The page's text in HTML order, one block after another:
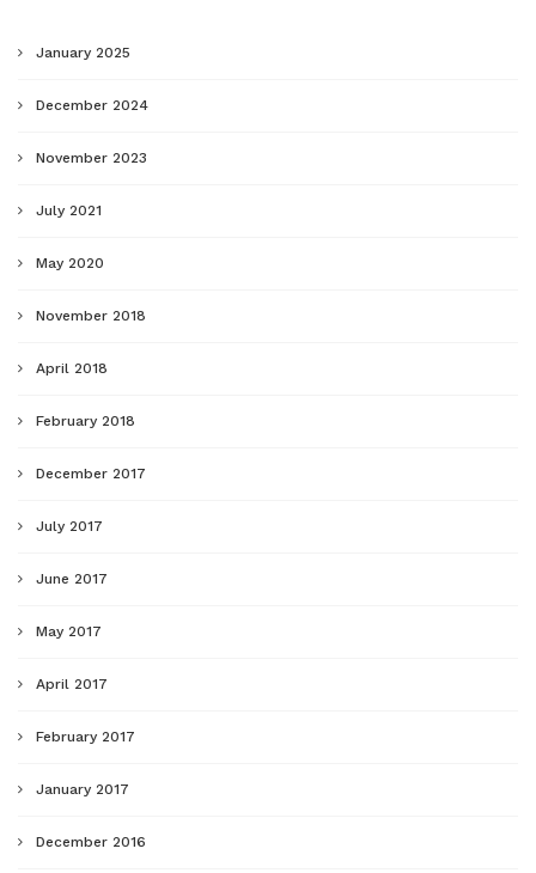
January 2025
December 2024
November 2023
July 2021
May 2020
November 2018
April 2018
February 2018
December 2017
July 2017
June 2017
May 2017
April 2017
February 2017
January 2017
December 2016